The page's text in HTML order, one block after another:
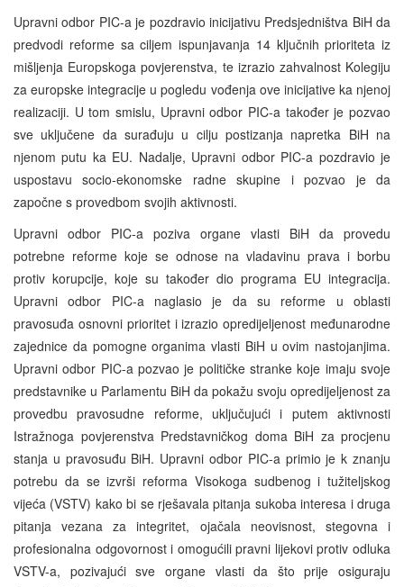
Upravni odbor PIC-a je pozdravio inicijativu Predsjedništva BiH da
predvodi reforme sa ciljem ispunjavanja 14 ključnih prioriteta iz
mišljenja Europskoga povjerenstva, te izrazio zahvalnost Kolegiju
za europske integracije u pogledu vođenja ove inicijative ka njenoj
realizaciji. U tom smislu, Upravni odbor PIC-a također je pozvao
sve uključene da surađuju u cilju postizanja napretka BiH na
njenom putu ka EU. Nadalje, Upravni odbor PIC-a pozdravio je
uspostavu socio-ekonomske radne skupine i pozvao je da
započne s provedbom svojih aktivnosti.
Upravni odbor PIC-a poziva organe vlasti BiH da provedu
potrebne reforme koje se odnose na vladavinu prava i borbu
protiv korupcije, koje su također dio programa EU integracija.
Upravni odbor PIC-a naglasio je da su reforme u oblasti
pravosuđa osnovni prioritet i izrazio opredijeljenost međunarodne
zajednice da pomogne organima vlasti BiH u ovim nastojanjima.
Upravni odbor PIC-a pozvao je političke stranke koje imaju svoje
predstavnike u Parlamentu BiH da pokažu svoju opredijeljenost za
provedbu pravosudne reforme, uključujući i putem aktivnosti
Istražnoga povjerenstva Predstavničkog doma BiH za procjenu
stanja u pravosuđu BiH. Upravni odbor PIC-a primio je k znanju
potrebu da se izvrši reforma Visokoga sudbenog i tužiteljskog
vijeća (VSTV) kako bi se rješavala pitanja sukoba interesa i druga
pitanja vezana za integritet, ojačala neovisnost, stegovna i
profesionalna odgovornost i omogućili pravni lijekovi protiv odluka
VSTV-a, pozivajući sve organe vlasti da što prije osiguraju